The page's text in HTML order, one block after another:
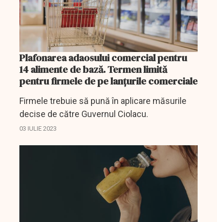
Plafonarea adaosului comercial pentru
14 alimente de bază. Termen limită
pentru firmele de pe lanţurile comerciale
Firmele trebuie să pună în aplicare măsurile
decise de către Guvernul Ciolacu.
03 IULIE 2023